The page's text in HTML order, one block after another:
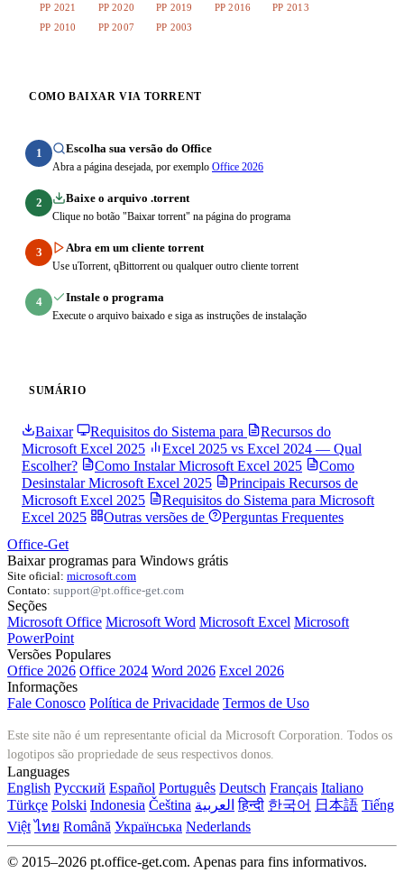
PP 2021
PP 2020 PP 2019 PP 2016
PP 2013
PP 2010
PP 2007 PP 2003
COMO BAIXAR VIA TORRENT
1 Escolha sua versão do Office
Abra a página desejada, por exemplo Office 2026
2 Baixe o arquivo .torrent
Clique no botão "Baixar torrent" na página do programa
3 Abra em um cliente torrent
Use uTorrent, qBittorrent ou qualquer outro cliente torrent
4 Instale o programa
Execute o arquivo baixado e siga as instruções de instalação
SUMÁRIO
Baixar Requisitos do Sistema para
Recursos do
Microsoft Excel 2025
Excel 2025 vs Excel 2024 — Qual
Escolher?
Como Instalar Microsoft Excel 2025
Como
Desinstalar Microsoft Excel 2025
Principais Recursos de
Microsoft Excel 2025
Requisitos do Sistema para Microsoft
Excel 2025
Outras versões de
Perguntas Frequentes
Office-Get
Baixar programas para Windows grátis
Site oficial: microsoft.com
Contato: support@pt.office-get.com
Seções
Microsoft Office Microsoft Word Microsoft Excel Microsoft
PowerPoint
Versões Populares
Office 2026 Office 2024 Word 2026 Excel 2026
Informações
Fale Conosco Política de Privacidade Termos de Uso
Este site não é um representante oficial da Microsoft Corporation. Todos os
logotipos são propriedade de seus respectivos donos.
Languages
English Русский Español Português Deutsch Français Italiano
Türkçe Polski Indonesia Čeština العربية हिन्दी 한국어 日本語 Tiếng
Việt ไทย Română Українська Nederlands
© 2015–2026 pt.office-get.com. Apenas para fins informativos.